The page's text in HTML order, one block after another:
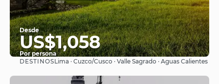
Desde
US$1,058
Por persona
Ver
DESTINOSLima · Cuzco/Cusco · Valle Sagrado · Aguas Calientes